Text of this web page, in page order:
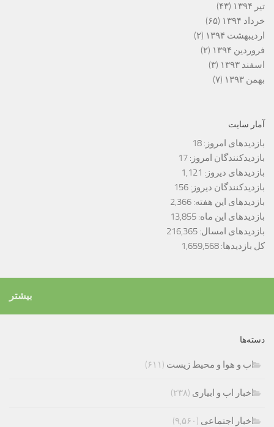
تیر ۱۳۹۴
(۴۳)
خرداد ۱۳۹۴
(۶۵)
اردیبهشت ۱۳۹۴
(۲)
فروردین ۱۳۹۴
(۲)
اسفند ۱۳۹۳
(۳)
بهمن ۱۳۹۳
(۷)
آمار سایت
بازدیدهای امروز: 18
بازدیدکنندگان امروز: 17
بازدیدهای دیروز: 1,121
بازدیدکنندگان دیروز: 156
بازدیدهای این هفته: 2,366
بازدیدهای این ماه: 13,855
بازدیدهای امسال: 216,365
کل بازدیدها: 1,659,568
بیشتر
دسته‌ها
اب و هوا و محیط زیست (۶۱۱)
اخبار اب و ابیاری (۲۳۸)
اخبار اجتماعی (۹,۵۶۰)